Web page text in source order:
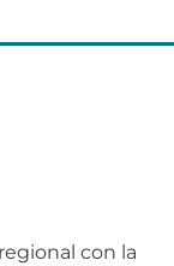
con la